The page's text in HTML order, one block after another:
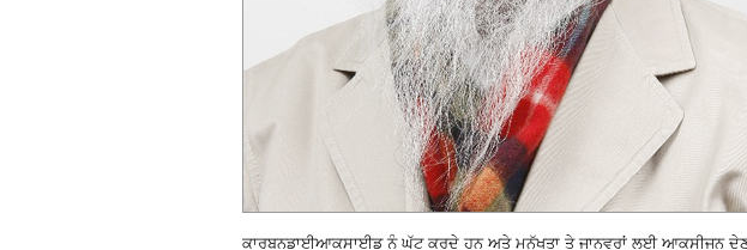
ਕਾਰਬਨਡਾਈਆਕਸਾਈਡ ਨੂੰ ਘੱਟ ਕਰਦੇ ਹਨ ਅਤੇ ਮਨੁੱਖਤਾ ਤੇ ਜਾਨਵਰਾਂ ਲਈ ਆਕਸੀਜਨ